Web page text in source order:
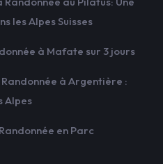
les Alpes Suisses
à Mafate sur 3 jours
à Argentière :
Alpes
en Parc